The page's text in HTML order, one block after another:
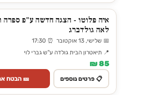
איה פלוטו - הצגה חדשה ע"פ
לאה גולדברג
📅 שלישי, 13 אוקטובר ⏰ 17:30
📍 תיאטרון הבית גולדה ע"ש גברי לוי
85 ₪
📋 פרטים נוספים 🎫 הבטח